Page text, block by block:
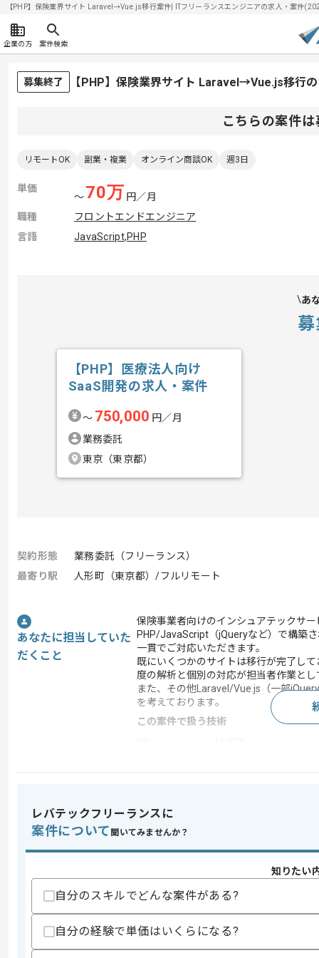
【PHP】保険業界サイト Laravel→Vue.js移行案件| ITフリーランスエンジニアの求人・案件
企業の方 案件検索
募集終了 【PHP】保険業界サイト Laravel→Vue.js移行
こちらの案件
リモートOK 副業・複業 オンライン商談OK 週3日
単価
〜70万 円／月
職種
フロントエンドエンジニア
言語
JavaScript,PHP
あ
【PHP】医療法人向け
SaaS開発の求人・案件
〜 750,000 円／月
業務委託
東京（東京都）
契約形態
業務委託（フリーランス）
最寄り駅
人形町（東京都）/フルリモート
あなたに担当していた
だくこと
保険事業者向けのインシュアテックサ
PHP/JavaScript（jQueryなど）で構築
一貫でご対応いただきます。
既にいくつかのサイトは移行が完了し
度の解析と個別の対応が担当者作業と
また、その他Laravel/Vue.js（一部
を考えております。
この案件で扱う技術
開発ツール
この案件のポイント
担当領域/システ Webサイト
特徴 長期プロジェクト , 週
スキル
求めるスキル
レバテックフリーランスに
案件について 聞いてみませんか？
知りたい
自分のスキルでどんな案件がある?
自分の経験で単価はいくらになる?